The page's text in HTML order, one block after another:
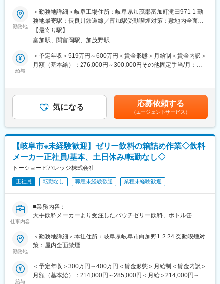
・歩留まり率など数値管理
・工場長のサポート
・デスクワーク中心のポジションもあり
※その後は副工場長 → 工場長 へキャリアアップ。中途入社からス
した実績もあります。
・最大500名規模のメンバー管理
・1日5～6万点に及ぶ製品の製造管理
◎評価制度が明確で、努力が正当に評価される風土
・未経験入社から4年で係長昇格や新卒入社3年で課長昇格といっ
た実績多数
■勤務時間例：
製造1課：8:00～18:00、21:00～6:00、0:00～9:00
製造2課：5:00～14:00
製造4課：7:00～16:00
＜同社について＞
■こだわり
■商品について
https://www.fujimotofoods.co.jp/products/index.html
製造部門の管理職(課長以上)として、一部署の生産工程の管理、労
務管理、設備保全、予実管理といった業務を中心にお任せいたし
ます。マネジメントするパート・実習生は、概ね10～100名程度
となります。
習熟度に応じてその業務範囲を工場全体に広げて頂きます。特
に、生産性向上や品質改善/設備投資計画/工場全体の予実管理とい
った業務をお任せします。
部次長、同本部長といったキャリアステップをご用意しておりま
す。
・正社員数：約10名（係長：1～2名、課長：1～2名）
少数精鋭の正社員体制で、現場全体を統括しています。
■やりがい魅力
す。
◎製造管理者として最大100名規模のメンバー管理、1日4～6万点
事です。
製造1課：8:00～18:00、21:00～6:00、0:00～9:00
製造2課：5:00～14:00
※選考を通して配属課を決定いたします
勤務地
＜勤務地詳細＞岐阜工場住所：岐阜県加茂郡富加町滝田971-1 勤
務地最寄駅：長良川鉄道線／富加駅受動喫煙対策：敷地内全面禁
煙変更の範囲：会社の定める事業所
【最寄り駅】
富加駅、関富岡駅、加茂野駅
給与
＜予定年収＞519万円～600万円＜賃金形態＞月給制＜賃金内訳＞
月額（基本給）：276,000円～300,000円その他固定手当/月：
の金額であり、選考を通じて上下する可能性があります。月給(月
額)は固定手当を含めた表記です。
気になる 応募依頼する
（エージェントサービス）
【岐阜市※未経験歓迎】ゼリー飲料の箱詰め作業◇飲料
メーカー正社員/基本、土日休み/転勤なし◇
トーショービバレッジ株式会社
正社員 転勤なし 職種未経験歓迎 業種未経験歓迎
仕事内容
■業務内容：
大手飲料メーカーより受注したパウチゼリー飲料、ボトル缶
梱包、箱詰め業務をご担当いただきます。
■ご入社後のフォロー体制：
■配属先の組織について：
勤務地
＜勤務地詳細＞本社住所：岐阜県岐阜市向加野1-2-24 受動喫煙対
策：屋内全面禁煙
給与
＜予定年収＞300万円～400万円＜賃金形態＞月給制＜賃金内訳＞
月額（基本給）：214,000円～285,000円＜月給＞214,000円～